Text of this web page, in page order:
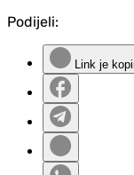
Podijeli:
Link je